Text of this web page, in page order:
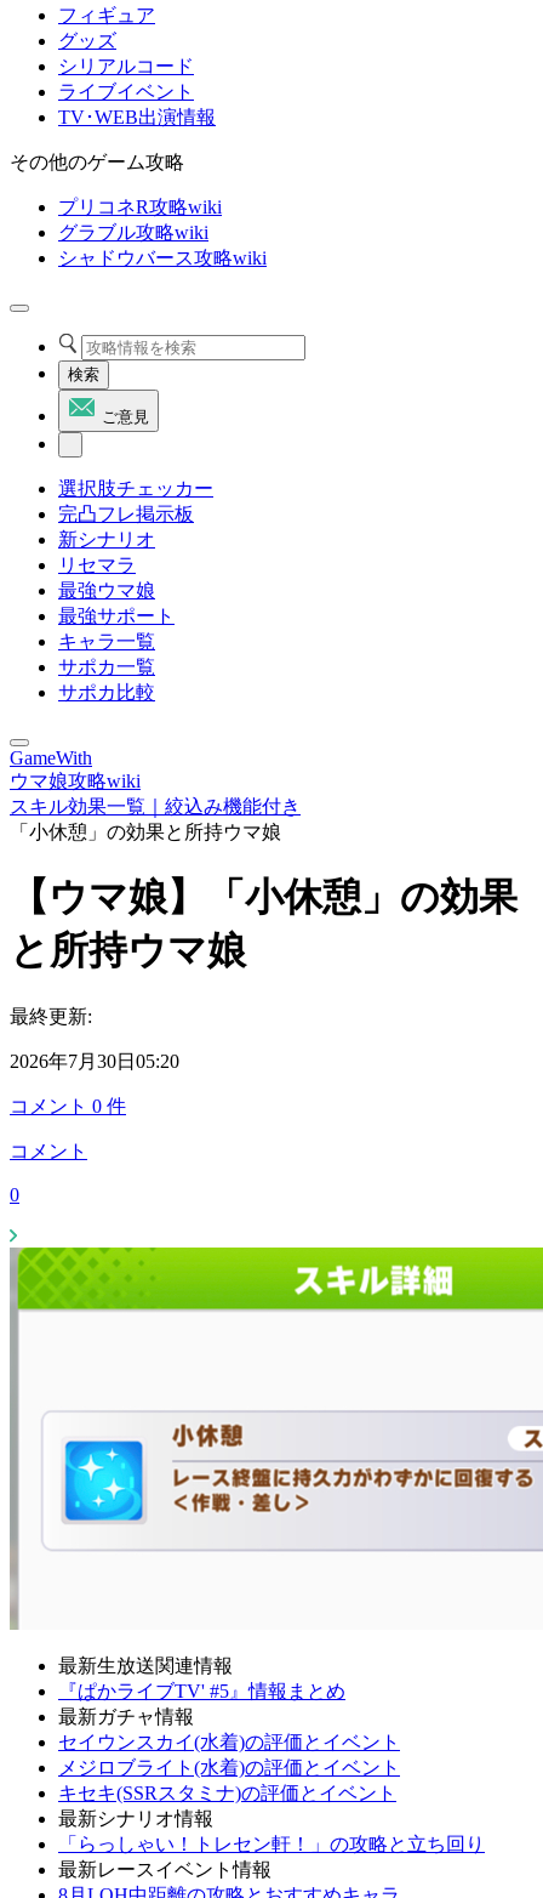
フィギュア
グッズ
シリアルコード
ライブイベント
TV･WEB出演情報
その他のゲーム攻略
プリコネR攻略wiki
グラブル攻略wiki
シャドウバース攻略wiki
検索
ご意見
選択肢チェッカー
完凸フレ掲示板
新シナリオ
リセマラ
最強ウマ娘
最強サポート
キャラ一覧
サポカ一覧
サポカ比較
GameWith
ウマ娘攻略wiki
スキル効果一覧｜絞込み機能付き
「小休憩」の効果と所持ウマ娘
【ウマ娘】「小休憩」の効果
と所持ウマ娘
最終更新:
2026年7月30日05:20
コメント 0 件
コメント
0
最新生放送関連情報
『ぱかライブTV' #5』情報まとめ
最新ガチャ情報
セイウンスカイ(水着)の評価とイベント
メジロブライト(水着)の評価とイベント
キセキ(SSRスタミナ)の評価とイベント
最新シナリオ情報
「らっしゃい！トレセン軒！」の攻略と立ち回り
最新レースイベント情報